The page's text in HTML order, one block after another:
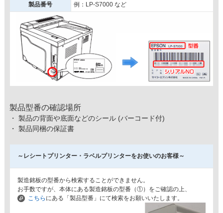
製品番号 例：LP-S7000 など
製品型番の確認場所
・ 製品の背面や底面などのシール (バーコード付)
・ 製品同梱の保証書
～レシートプリンター・ラベルプリンターをお使いのお客様～
製造銘板の型番から検索することができません。
お手数ですが、本体にある製造銘板の型番（①）をご確認の上、
こちら にある「製品型番」にて検索をお願いいたします。